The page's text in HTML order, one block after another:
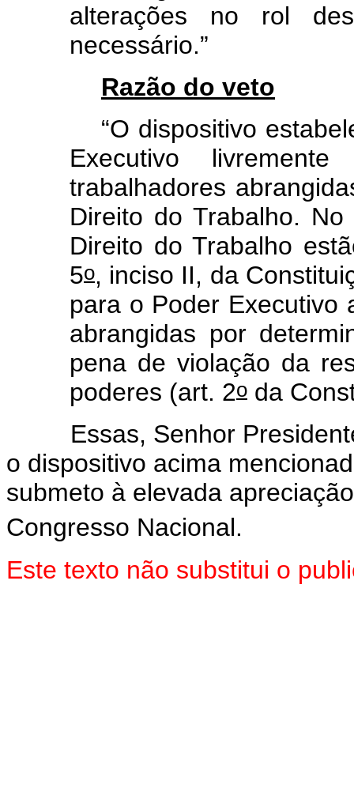
alterações no rol
necessário.”
Razão do veto
“O dispositivo
Executivo
trabalhadores
Direito do Trabalho.
Direito do Trabalho
5o, inciso II, da
para o Poder Executivo
abrangidas por
pena de violação da
poderes (art. 2o da
Essas, Senhor
o dispositivo acima
submeto à elevada
Congresso Nacional.
Este texto não substitui o